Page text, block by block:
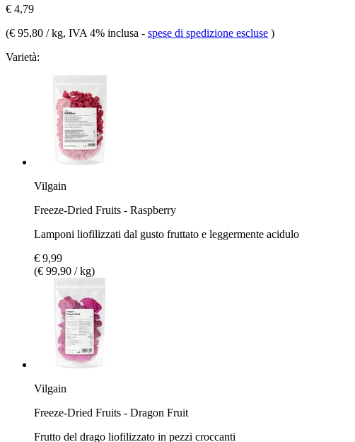
€ 4,79
(€ 95,80 / kg, IVA 4% inclusa - spese di spedizione escluse )
Varietà:
Vilgain
Freeze-Dried Fruits - Raspberry
Lamponi liofilizzati dal gusto fruttato e leggermente acidulo
€ 9,99
(€ 99,90 / kg)
Vilgain
Freeze-Dried Fruits - Dragon Fruit
Frutto del drago liofilizzato in pezzi croccanti